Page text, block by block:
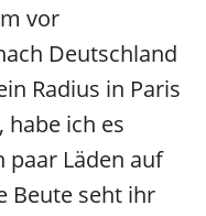
vor
Deutschland
Radius in Paris
ich es
paar Läden auf
Beute seht ihr